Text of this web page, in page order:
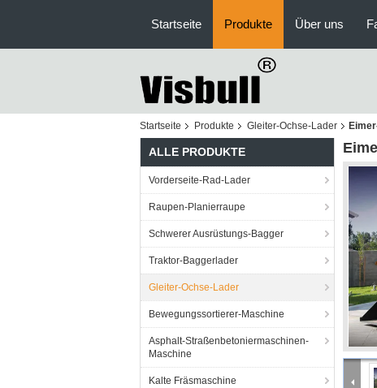
Startseite Produkte Über uns
Startseite Produkte Gleiter-Ochse-Lader
ALLE PRODUKTE
Vorderseite-Rad-Lader
Raupen-Planierraupe
Schwerer Ausrüstungs-Bagger
Traktor-Baggerlader
Gleiter-Ochse-Lader
Bewegungssortierer-Maschine
Asphalt-Straßenbetoniermaschinen-
Maschine
Kalte Fräsmaschine